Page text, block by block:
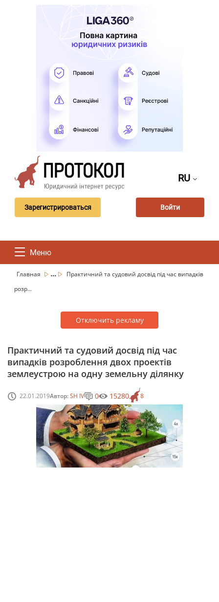
RU
Зарегистрироваться Войти
Меню
Главная ...
Практичний та судовий досвід під час випадків
розр...
Отключить рекламу
Практичний та судовий досвід під час
випадків розроблення двох проектів
землеустрою на одну земельну ділянку
22.01.2019Автор:SH IV 8
0 15280